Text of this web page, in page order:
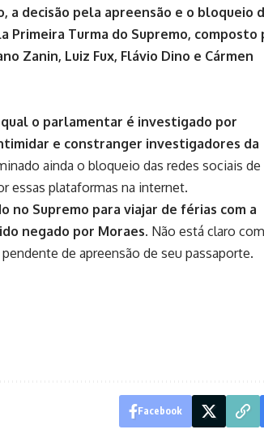
a decisão pela apreensão e o bloqueio
Primeira Turma do Supremo, composto
Zanin, Luiz Fux, Flávio Dino e Cármen
o parlamentar é investigado por
e constranger investigadores da
ainda o bloqueio das redes sociais de
essas plataformas na internet.
no Supremo para viajar de férias com a
negado por Moraes. Não está claro
de apreensão de seu passaporte.
Facebook